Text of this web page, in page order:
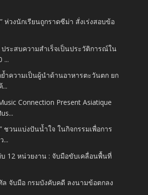
ห่วงนักเรียนถูกราดซีม่า สั่งเร่งสอบข้อ
ประสบความสำเร็จเป็นประวัติการณ์ใน
...
ย้ำความเป็นผู้นำด้านอาหารตะวันตก ยก
Connection Present Asiatique
ชวนแบ่งปันน้ำใจ ในกิจกรรมเพื่อการ
...
บ 12 หน่วยงาน : จับมือขับเคลื่อนพื้นที่
ล จับมือ กรมบังคับคดี ลงนามข้อตกลง